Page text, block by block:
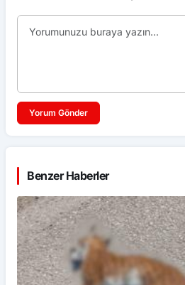
Yorum Gönder
Benzer Haberler